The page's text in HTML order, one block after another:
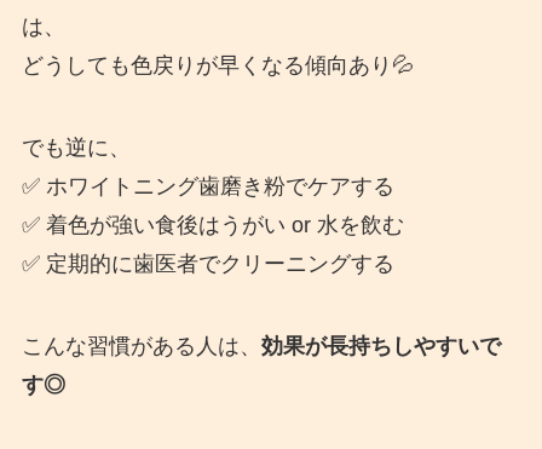
は、
どうしても色戻りが早くなる傾向あり💦
でも逆に、
✅ ホワイトニング歯磨き粉でケアする
✅ 着色が強い食後はうがい or 水を飲む
✅ 定期的に歯医者でクリーニングする
こんな習慣がある人は、 効果が長持ちしやすいで
す◎